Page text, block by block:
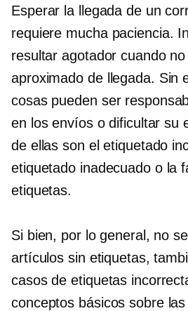
Esperar la llegada de un
requiere mucha paciencia.
resultar agotador cuando
aproximado de llegada. Sin
cosas pueden ser
en los envíos o dificultar su
de ellas son el etiquetado
etiquetado inadecuado o la
etiquetas.
Si bien, por lo general, no
artículos sin etiquetas,
casos de etiquetas
conceptos básicos sobre